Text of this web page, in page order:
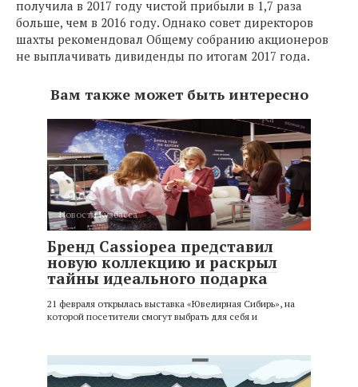
получила в 2017 году чистой прибыли в 1,7 раза
больше, чем в 2016 году. Однако совет директоров
шахты рекомендовал Общему собранию акционеров
не выплачивать дивиденды по итогам 2017 года.
Вам также может быть интересно
Новости Кузбасса
Бренд Cassiopea представил
новую коллекцию и раскрыл
тайны идеального подарка
21 февраля открылась выставка «Ювелирная Сибирь», на
которой посетители смогут выбрать для себя и